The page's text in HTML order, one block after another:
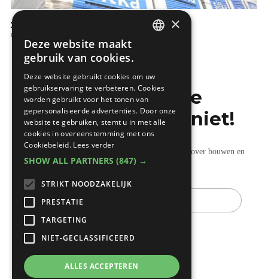
Xella renovatieconcepten
Bouwwerken
Mis de laatste
bouwnieuwtjes niet!
Ontvang onze wekelijkse updates vol nuttige tips over bouwen en
verbouwen.
E-
mail
×
Deze website maakt
gebruik van cookies.
Deze website gebruikt cookies om uw
gebruikservaring te verbeteren. Cookies
worden gebruikt voor het tonen van
gepersonaliseerde advertenties. Door onze
website te gebruiken, stemt u in met alle
cookies in overeenstemming met ons
Cookiebeleid. Lees verder
SHOW ALL PARTNERS (847) →
STRIKT NOODZAKELIJK
PRESTATIE
TARGETING
NIET-GECLASSIFICEERD
ALLES ACCEPTEREN